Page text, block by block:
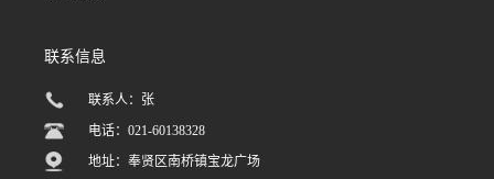
联系信息
联系人：张
电话：021-60138328
地址：奉贤区南桥镇宝龙广场